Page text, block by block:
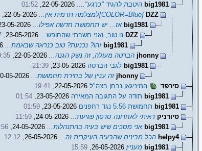
big1981 היטבת להגיד "כרגע"....22-05-2026,
01:52
DZZ [COLOR=Blue]למצלמה תרמית אין... 22-05-2026,
big1981 אז... יש תחמושת חדשה אפילו...23-05-2026,
DZZ נו טוב, ואני חשבתי שהחופש...
big1981 זהו? נכנעת? טוב כנראה שבאמת...23-05-2026,
jhonny הברטה מעולה, זה נשק הגנה...22-05-2026,
big1981 לגבי הברטה
21:39
jhonny זה עניין של בחירת תחמושת...30-05-2026,
סירפד
המיניגאן נבחן בצה"ל22-05-2026,
19:41
big1981 תודה על התגובה המאירה
01:54
big1981 תחמושת 5.56 נגד רחפנים
01:59
סיורניק ראיתי לאחרונה סרטון פגיעת...24-05-2026,
11:59
big1981 אני מסכים שיש בעיה בהתנהלות...24-05-2026,
helpy4 הכל מבינים שהבעיה העיקרית זה...26-05-2026,
12:12
big1981 מעניין26-05-2026,
15:59